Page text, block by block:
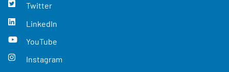
Twitter
LinkedIn
YouTube
Instagram